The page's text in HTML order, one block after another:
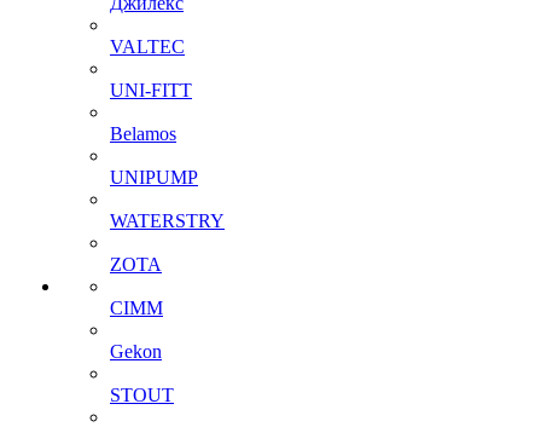
VALTEC
UNI-FITT
Belamos
UNIPUMP
WATERSTRY
ZOTA
CIMM
Gekon
STOUT